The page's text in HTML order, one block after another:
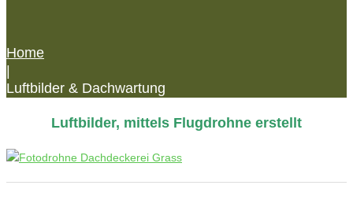
Home
Luftbilder & Dachwartung
Luftbilder, mittels Flugdrohne erstellt